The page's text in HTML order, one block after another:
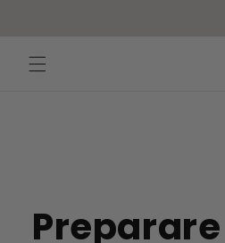
Preparare